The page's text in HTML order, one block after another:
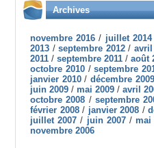
Archives
novembre 2016 / juillet 2014
2013 /septembre 2012/avril
2011 / septembre 2011 / août
octobre 2010/septembre
janvier 2010/décembre 2009
juin 2009 / mai 2009 / avril
octobre 2008 / septembre
février 2008/ janvier 2008 /
juillet 2007 / juin 2007/mai
novembre 2006